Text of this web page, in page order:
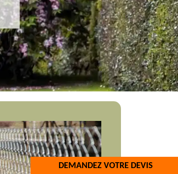
DEMANDEZ VOTRE DEVIS